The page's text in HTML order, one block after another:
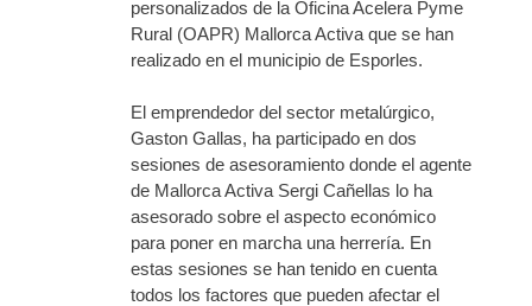
personalizados de la Oficina Acelera Pyme
Rural (OAPR) Mallorca Activa que se han
realizado en el municipio de Esporles.
El emprendedor del sector metalúrgico,
Gaston Gallas, ha participado en dos
sesiones de asesoramiento donde el agente
de Mallorca Activa Sergi Cañellas lo ha
asesorado sobre el aspecto económico
para poner en marcha una herrería. En
estas sesiones se han tenido en cuenta
todos los factores que pueden afectar el